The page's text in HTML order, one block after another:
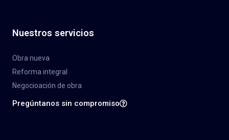
Nuestros servicios
Obra nueva
Reforma integral
Negocioación de obra
Pregúntanos sin compromiso